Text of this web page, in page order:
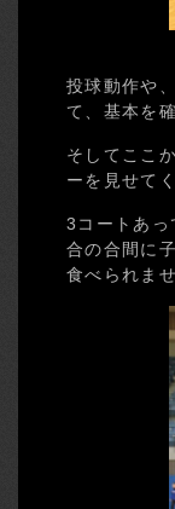
投球動作や
て、基本を確
そしてここ
ーを見せて
3コートあっ
合の合間に
食べられま